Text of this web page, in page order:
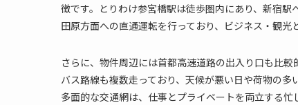
徴です。とりわけ参宮橋駅は徒歩圏内にあり、新宿
田原方面への直通運転を行っており、ビジネス・観光
さらに、物件周辺には首都高速道路の出入り口も比
バス路線も複数走っており、天候が悪い日や荷物の
多面的な交通網は、仕事とプライベートを両立する忙